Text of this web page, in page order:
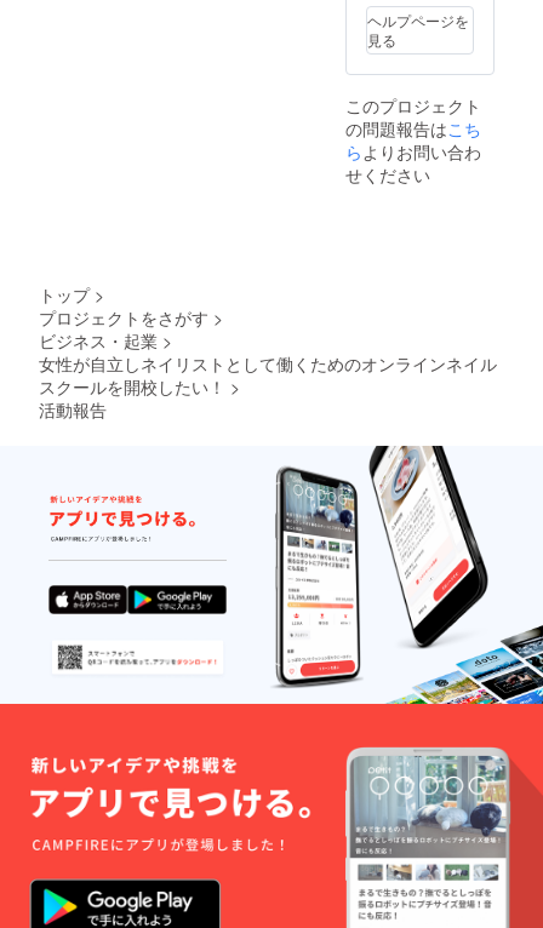
不安の
ある方
は事前
に下記
アドレ
スまで
問い合
わせを
お願い
ク）銀
座ー 東
2 銀座
パイン
ビル7F
nailsalo
nerfolg
ginza@
gmail.c
om
に支援
完了
メール
をご提
だきま
す。
メール
の保存
をお願
（エア
フォル
央区銀
座7-13-
2 銀座
パイン
ビル7F
知らせ
させて
いただ
きま
テキス
ト代込
みのお
値段で
す。 ※
あれば
そちら
を買っ
ていい
かわか
らない
方へは
サロン
推奨の
道具を
ご案内
しま
す） ※
有効期
限は
2021年
ら1年間
です。
ヘルプページを
見る
このプロジェクト
の問題報告はこち
らよりお問い合わ
せください
トップ >
プロジェクトをさがす >
ビジネス・起業 >
女性が自立しネイリストとして働くためのオンラインネイル
スクールを開校したい！ >
活動報告